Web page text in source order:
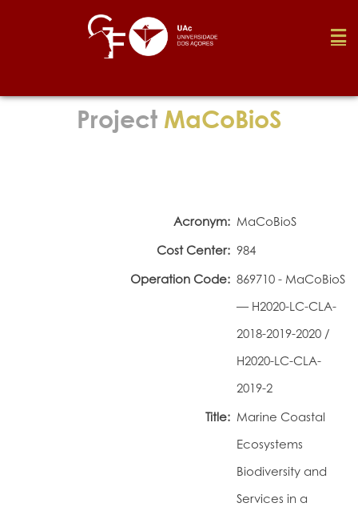
Foundation
ProjectMaCoBioS
Acronym: MaCoBioS
Cost Center: 984
Operation Code: 869710 - MaCoBioS
— H2020-LC-CLA-
2018-2019-2020 /
H2020-LC-CLA-
2019-2
Title: Marine Coastal
Ecosystems
Biodiversity and
Services in a